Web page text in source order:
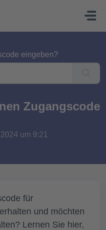
eingeben?
Zugangscode
um 9:21
für
erhalten und möchten
Lernen Sie hier,